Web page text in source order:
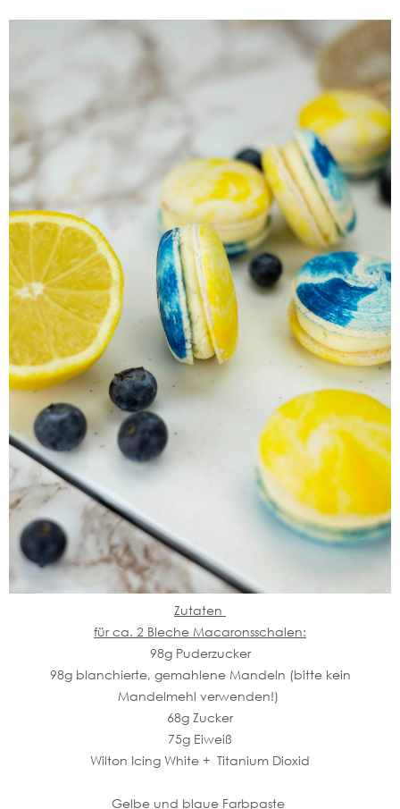
Zutaten
für ca. 2 Bleche Macaronsschalen:
98g Puderzucker
98g blanchierte, gemahlene Mandeln (bitte kein
Mandelmehl verwenden!)
68g Zucker
75g Eiweiß
Wilton Icing White + Titanium Dioxid
Gelbe und blaue Farbpaste